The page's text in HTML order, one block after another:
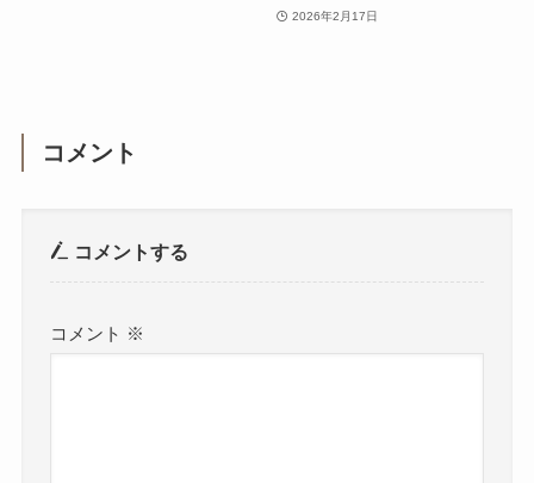
2026年2月17日
コメント
コメントする
コメント ※